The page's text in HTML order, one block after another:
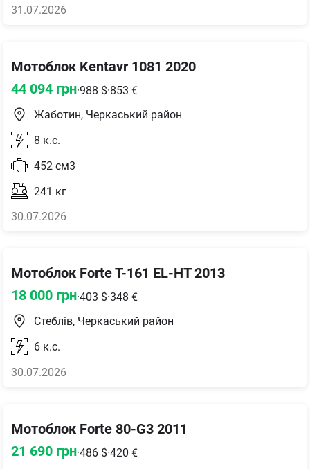
31.07.2026
Мотоблок Kentavr 1081 2020
44 094 грн·988 $·853 €
Жаботин, Черкаський район
8 к.с.
452 см3
241 кг
30.07.2026
Мотоблок Forte T-161 EL-HT 2013
18 000 грн·403 $·348 €
Стеблів, Черкаський район
6 к.с.
30.07.2026
Мотоблок Forte 80-G3 2011
21 690 грн·486 $·420 €